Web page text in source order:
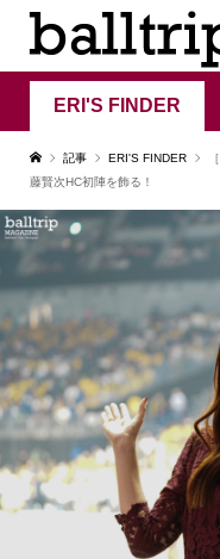
ERI'S FINDER
記事 ERI'S FINDER
藤賢次HC初陣を飾る！